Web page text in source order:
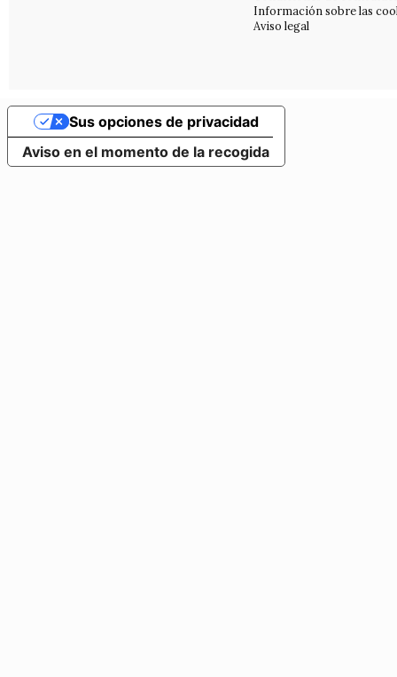
Información sobre las
Aviso legal
Aviso en el momento de la recogida
Sus opciones de privacidad